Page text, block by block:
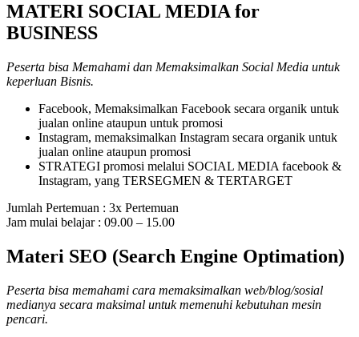
MATERI SOCIAL MEDIA for
BUSINESS
Peserta bisa Memahami dan Memaksimalkan Social Media untuk
keperluan Bisnis.
Facebook, Memaksimalkan Facebook secara organik untuk
jualan online ataupun untuk promosi
Instagram, memaksimalkan Instagram secara organik untuk
jualan online ataupun promosi
STRATEGI promosi melalui SOCIAL MEDIA facebook &
Instagram, yang TERSEGMEN & TERTARGET
Jumlah Pertemuan : 3x Pertemuan
Jam mulai belajar : 09.00 – 15.00
Materi SEO (Search Engine Optimation)
Peserta bisa memahami cara memaksimalkan web/blog/sosial
medianya secara maksimal untuk memenuhi kebutuhan mesin
pencari.